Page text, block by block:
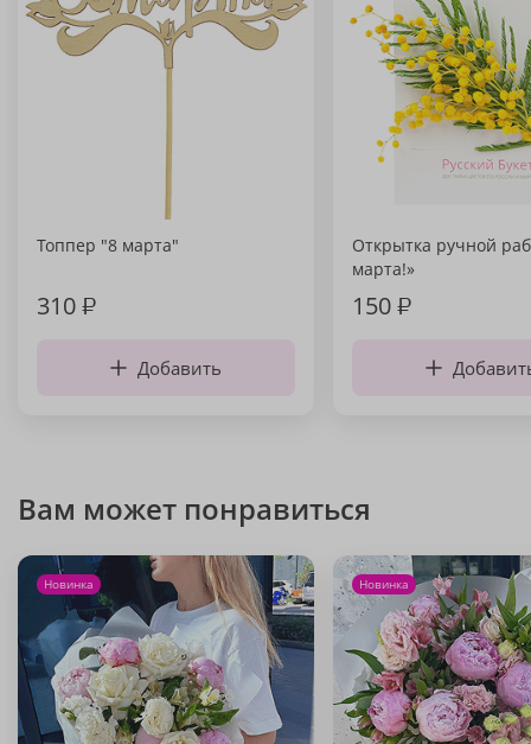
Топпер "8 марта"
310₽
Добавить
Открытка ручной
марта!»
150₽
Вам может понравиться
Новинка Новинка